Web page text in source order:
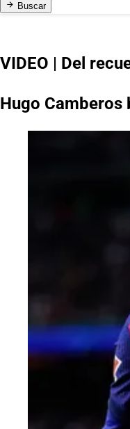
Buscar
VIDEO | Del
Hugo Camberos